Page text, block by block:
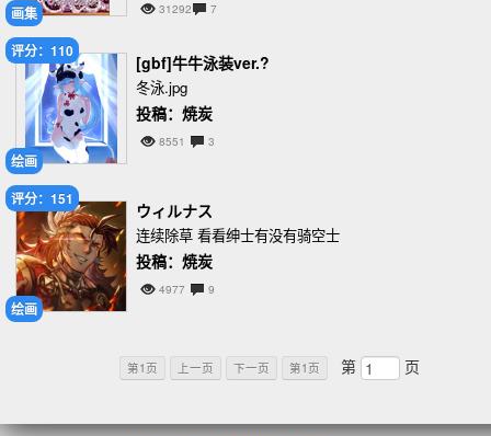
画集 31292 7
绘画
评分：110
[gbf]牛牛泳装ver.?
冬泳.jpg
投稿：焼炭
8551 3
绘画
评分：151
ウィルナス
连续除草 看看绅士有没有骑空士
投稿：焼炭
4977 9
第1页 上一页 下一页 第1页 第 页